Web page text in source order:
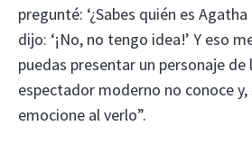
pregunté: ‘¿Sabes quién es Agatha
dijo: ‘¡No, no tengo idea!’ Y eso
puedas presentar un personaje
espectador moderno no conoce
emocione al verlo”.